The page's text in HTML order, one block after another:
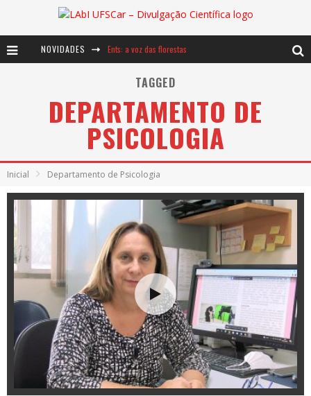
NOVIDADES Ents: a voz das florestas
Notáveis: Bertha Lutz
Baú de Histórias - A jamais imaginada aventura com os moinhos de vento
TAGGED
DEPARTAMENTO DE
PSICOLOGIA
Inicial Departamento de Psicologia